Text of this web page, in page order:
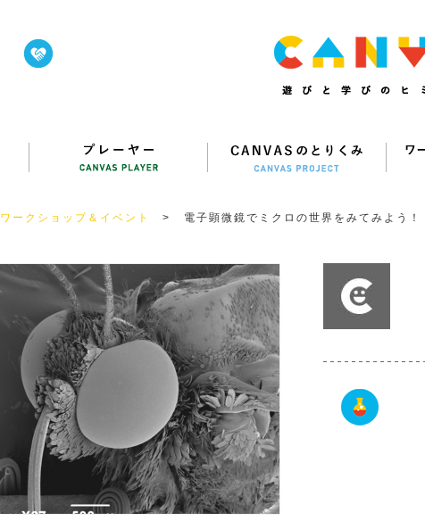
ワークショップ＆イベント > 電子顕微鏡でミクロの世界をみてみよう！